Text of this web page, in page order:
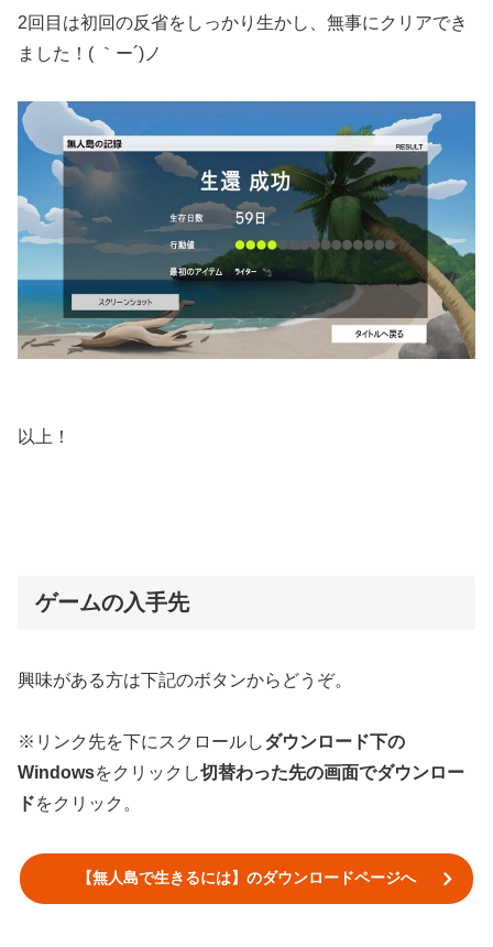
2回目は初回の反省をしっかり生かし、無事にクリアでき
ました！( ｀ー´)ノ
以上！
ゲームの入手先
興味がある方は下記のボタンからどうぞ。
※リンク先を下にスクロールしダウンロード下の
Windowsをクリックし切替わった先の画面でダウンロー
ドをクリック。
【無人島で生きるには】のダウンロードページへ